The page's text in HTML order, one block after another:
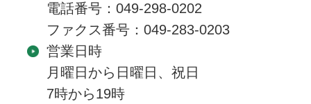
電話番号：049-298-0202
ファクス番号：049-283-0203
営業日時
月曜日から日曜日、祝日
7時から19時